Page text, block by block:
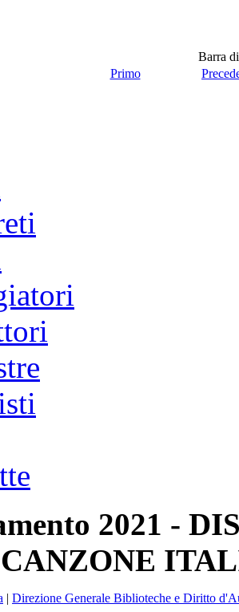
Barra
Primo
2021 -
| Direzione Generale Biblioteche e Diritto